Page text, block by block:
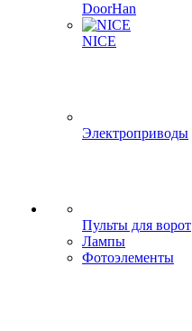
DoorHan
NICE
Электроприводы
Пульты для ворот
Лампы
Фотоэлементы